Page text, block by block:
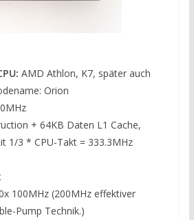
AMD Athlon, K7, später auch
Orion
+ 64KB Daten L1 Cache,
1/3 * CPU-Takt = 333.3MHz
100MHz (200MHz effektiver
Pump Technik.)